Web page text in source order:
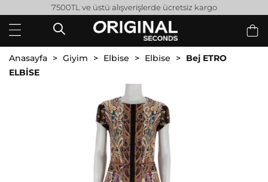
7500TL ve üstü alışverişlerde ücretsiz kargo
Anasayfa Giyim Elbise Elbise
Bej ETRO
ELBİSE